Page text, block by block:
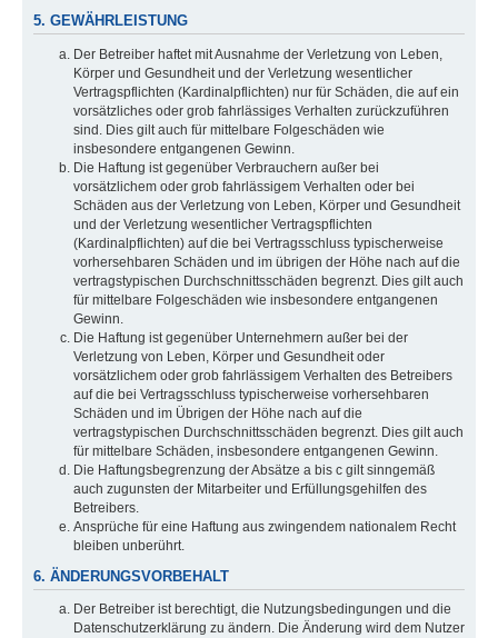
5. GEWÄHRLEISTUNG
Der Betreiber haftet mit Ausnahme der Verletzung von Leben,
Körper und Gesundheit und der Verletzung wesentlicher
Vertragspflichten (Kardinalpflichten) nur für Schäden, die auf ein
vorsätzliches oder grob fahrlässiges Verhalten zurückzuführen
sind. Dies gilt auch für mittelbare Folgeschäden wie
insbesondere entgangenen Gewinn.
Die Haftung ist gegenüber Verbrauchern außer bei
vorsätzlichem oder grob fahrlässigem Verhalten oder bei
Schäden aus der Verletzung von Leben, Körper und Gesundheit
und der Verletzung wesentlicher Vertragspflichten
(Kardinalpflichten) auf die bei Vertragsschluss typischerweise
vorhersehbaren Schäden und im übrigen der Höhe nach auf die
vertragstypischen Durchschnittsschäden begrenzt. Dies gilt auch
für mittelbare Folgeschäden wie insbesondere entgangenen
Gewinn.
Die Haftung ist gegenüber Unternehmern außer bei der
Verletzung von Leben, Körper und Gesundheit oder
vorsätzlichem oder grob fahrlässigem Verhalten des Betreibers
auf die bei Vertragsschluss typischerweise vorhersehbaren
Schäden und im Übrigen der Höhe nach auf die
vertragstypischen Durchschnittsschäden begrenzt. Dies gilt auch
für mittelbare Schäden, insbesondere entgangenen Gewinn.
Die Haftungsbegrenzung der Absätze a bis c gilt sinngemäß
auch zugunsten der Mitarbeiter und Erfüllungsgehilfen des
Betreibers.
Ansprüche für eine Haftung aus zwingendem nationalem Recht
bleiben unberührt.
6. ÄNDERUNGSVORBEHALT
Der Betreiber ist berechtigt, die Nutzungsbedingungen und die
Datenschutzerklärung zu ändern. Die Änderung wird dem Nutzer